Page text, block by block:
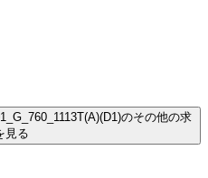
のその他の求
見る